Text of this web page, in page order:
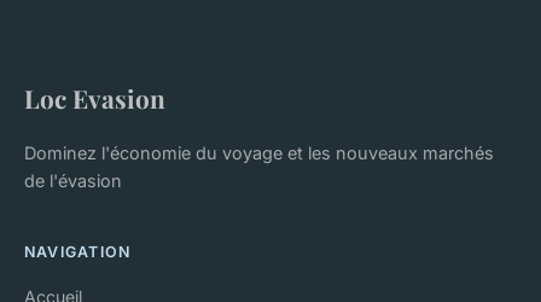
Loc Evasion
Dominez l'économie du voyage et les nouveaux marchés
de l'évasion
NAVIGATION
Accueil